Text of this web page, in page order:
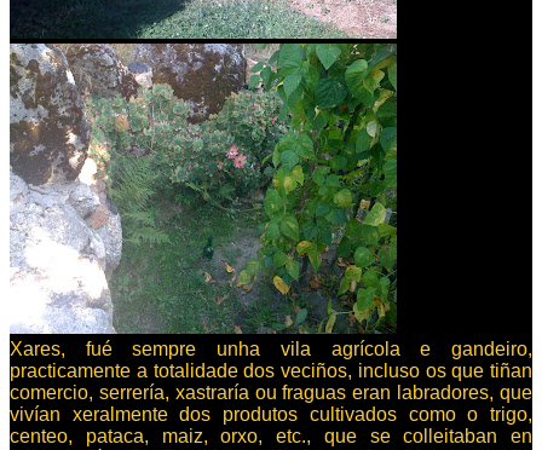
Xares, fué sempre unha vila agrícola e gandeiro,
practicamente a totalidade dos veciños, incluso os que tiñan
comercio, serrería, xastraría ou fraguas eran labradores, que
vivían xeralmente dos produtos cultivados como o trigo,
centeo, pataca, maiz, orxo, etc., que se colleitaban en